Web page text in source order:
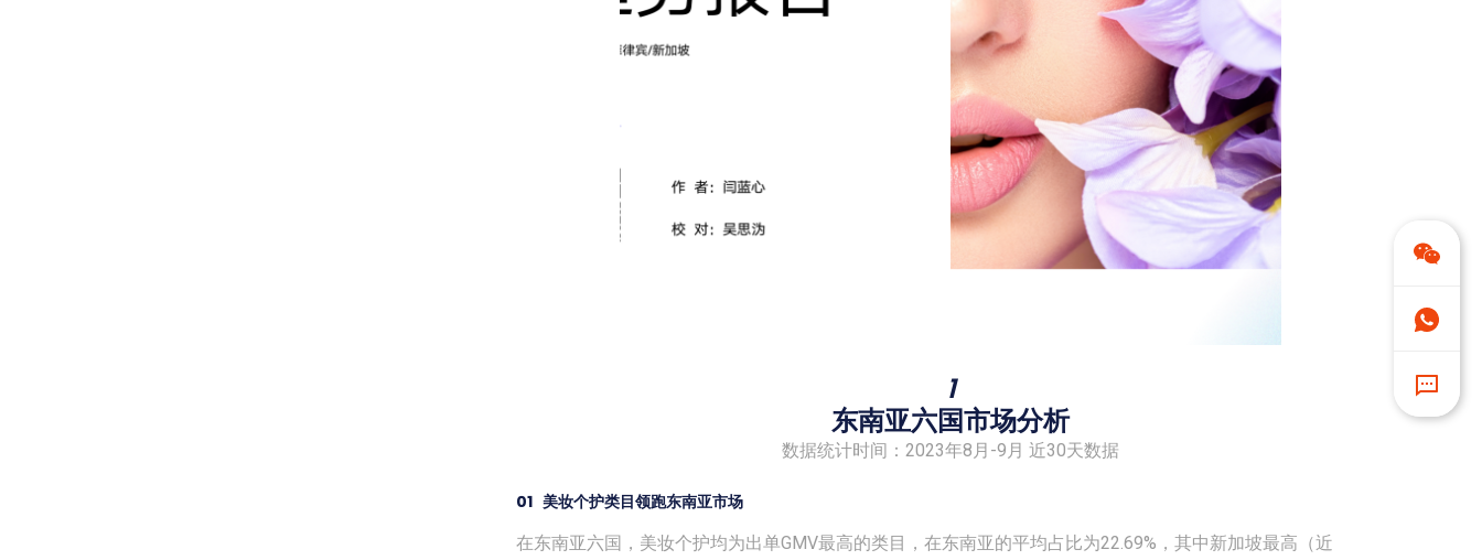
1
东南亚六国市场分析
数据统计时间：2023年8月-9月 近30天数据
01 美妆个护类目领跑东南亚市场
在东南亚六国，美妆个护均为出单GMV最高的类目，在东南亚的平均占比为22.69%，其中新加坡最高（近